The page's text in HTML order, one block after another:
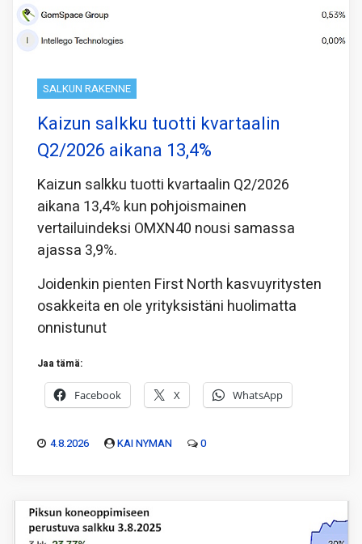
SALKUN RAKENNE
Kaizun salkku tuotti kvartaalin
Q2/2026 aikana 13,4%
Kaizun salkku tuotti kvartaalin Q2/2026
aikana 13,4% kun pohjoismainen
vertailuindeksi OMXN40 nousi samassa
ajassa 3,9%.
Joidenkin pienten First North kasvuyritysten
osakkeita en ole yrityksistäni huolimatta
onnistunut
Jaa tämä:
Facebook X WhatsApp
4.8.2026 KAI NYMAN 0